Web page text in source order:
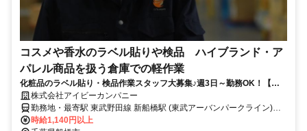
コスメや香水のラベル貼りや検品 ハイブランド・ア
パレル商品を扱う倉庫での軽作業
化粧品のラベル貼り・検品作業スタッフ大募集♪週3日～勤務OK！【駅
チカ人気・未経験OK】
株式会社アイビーカンパニー
勤務地・最寄駅 東武野田線 新船橋駅 (東武アーバンパークライン)よ
り徒歩5分 東葉高速鉄道 東海神駅 より徒歩15分 ※駅前にはイオンが
時給1,140円以上